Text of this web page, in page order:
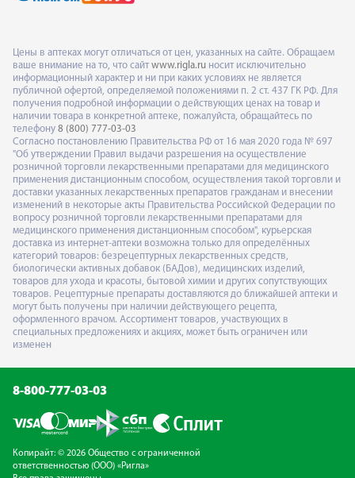
Цены в аптеках могут отличаться от цен, указанных на сайте. Обращаем
ваше внимание на то, что сайт www.rigla.ru носит исключительно
информационный характер и ни при каких условиях не является
публичной офертой, определяемой положениями п. 2 ст. 437 ГК РФ. Для
получения подробной информации о действующих ценах на товар и
наличии товара в конкретной аптеке, пожалуйста, обращайтесь по
телефону 8 (800) 777-03-03
Согласно постановлению Правительства РФ от 16 мая 2020 года № 697
"Об утверждении Правил выдачи разрешения на осуществление
розничной торговли лекарственными препаратами для медицинского
применения дистанционным способом, осуществления такой торговли и
доставки указанных лекарственных препаратов гражданам и внесении
изменений в некоторые акты Правительства Российской Федерации по
вопросу розничной торговли лекарственными препаратами для
медицинского применения дистанционным способом", курьерская
доставка из интернет-аптеки возможна только для определённых
категорий товаров: безрецептурных лекарственных средств,
биологически активных добавок (БАДов), медицинских изделий,
товаров для ухода и красоты, бытовой химии и других сопутствующих
товаров. Рецептурные препараты доставляются до ближайшей аптеки и
могут быть получены при наличии действующего рецепта,
оформленного врачом. Ассортимент товаров, участвующих в
специальных предложениях и акциях, может быть ограничен или
изменен
8-800-777-03-03
Копирайт: © 2026 Общество с ограниченной
ответственностью (ООО) «Ригла»